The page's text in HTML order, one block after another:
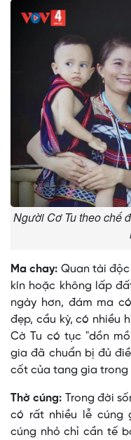
Người Cơ Tu theo chế
Ma chay: Quan tài
kín hoặc không lấp
ngày hơn, đám ma
đẹp, cầu kỳ, có nhiều
Cờ Tu có tục "dồn
gia đã chuẩn bị đủ
cốt của tang gia trong
Thờ cúng: Trong đời
có rất nhiều lễ cúng
cúng nhỏ chỉ cần tế